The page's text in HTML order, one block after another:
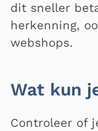
dit sneller
herkenning,
webshops.
Wat kun
Controleer of